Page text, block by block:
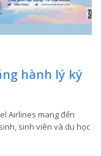
hành lý ký
Airlines mang đến
sinh viên và du học